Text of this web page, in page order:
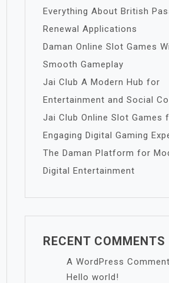
Everything About British
Renewal Applications
Daman Online Slot Games
Smooth Gameplay
Jai Club A Modern Hub for
Entertainment and Social
Jai Club Online Slot Games
Engaging Digital Gaming
The Daman Platform for
Digital Entertainment
RECENT COMMENTS
A WordPress
Hello world!